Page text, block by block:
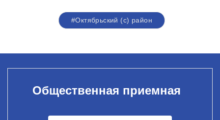
#Октябрьский (с) район
Общественная приемная